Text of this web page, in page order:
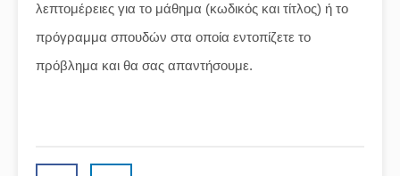
λεπτομέρειες για το μάθημα (κωδικός και τίτλος) ή το
πρόγραμμα σπουδών στα οποία εντοπίζετε το
πρόβλημα και θα σας απαντήσουμε.